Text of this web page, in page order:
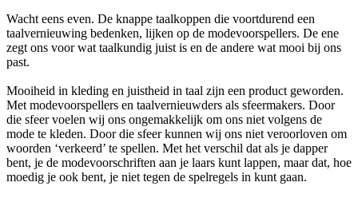
Wacht eens even. De knappe taalkoppen die voortdurend een
taalvernieuwing bedenken, lijken op de modevoorspellers. De ene
zegt ons voor wat taalkundig juist is en de andere wat mooi bij ons
past.
Mooiheid in kleding en juistheid in taal zijn een product geworden.
Met modevoorspellers en taalvernieuwders als sfeermakers. Door
die sfeer voelen wij ons ongemakkelijk om ons niet volgens de
mode te kleden. Door die sfeer kunnen wij ons niet veroorloven om
woorden ‘verkeerd’ te spellen. Met het verschil dat als je dapper
bent, je de modevoorschriften aan je laars kunt lappen, maar dat, hoe
moedig je ook bent, je niet tegen de spelregels in kunt gaan.